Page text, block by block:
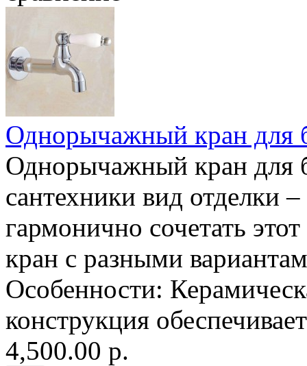
Однорычажный кран для
Однорычажный кран для
сантехники вид отделки
гармонично сочетать
кран с разными
Особенности:
конструкция
4,500.00 р.